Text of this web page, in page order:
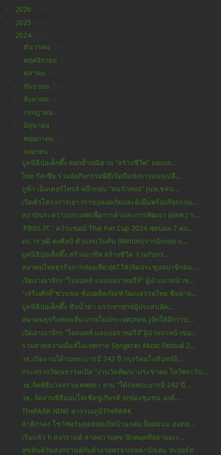
2026
2025
2024
ธันวาคม
พฤศจิกายน
ตุลาคม
กันยายน
สิงหาคม
กรกฎาคม
มิถุนายน
พฤษภาคม
เมษายน
มูลนิธิป่อเต็กตึ๊ง ตอกย้ำปณิธาน “สร้างชีวิต” มอบเค...
ไทย-รัสเซีย ร่วมจัดกิจกรรมพิธีเปิดปีแห่งการแลกเปลี...
ภูฟ้า เอ็นเตอร์ไพรส์ ผนึกกลุ่ม “คนรักหมอ” (นพ.ชลน...
เปิดตัวโครงการเยาวราชปลอดภัยและยั่งยืนพร้อมกิจกรรม...
สถาบันระหว่างประเทศเพื่อการค้าและการพัฒนา (สคพ.) ร...
'PBDS.FC.’ คว้าแชมป์ Thai Fun Cup 2024 ฟุตบอล 7 คน...
ดร.วรวุฒิ คงศิลป์ ตัวแทนวินตัน (Winton)จากอังกฤษ แ...
มูลนิธิป่อเต็กตึ๊ง สร้างอาชีพ สร้างชีวิต ร่วมกับกร...
สมาคมไทยธุรกิจการท่องเที่ยว(ATTA)จัดประชุมสมาชิกสม...
เปิดอาณาจักร “ไมลอทท์ แลบบอราทอรีส์” ผู้นำแถวหน้าข...
"เสริมศักดิ์”ชวนชม-ช้อปผลิตภัณฑ์วัฒนธรรมไทย ชิมอาห...
มูลนิธิป่อเต็กตึ๊ง ซับน้ำตา บรรเทาทุกข์ผู้ประสบอัค...
สมาคมธุรกิจท่องเที่ยวภายในประเทศ(สทน.)จัดให้มีการป...
เปิดอาณาจักร “ไมลอทท์ แลบบอราทอรีส์”ผู้นำแถวหน้าขอ...
ร่วมสาดความมันส์ในเทศกาล Songkran Music Festival 2...
วธ.เปิดงานใต้ร่มพระบารมี 242 ปี กรุงรัตนโกสินทร์ยิ...
กระทรวงวัฒนธรรมเปิด “งานวัดพัฒนาประชาคม ไหว้พระรับ...
วธ.จัดพิธีบวงสรวงเทพยดา งาน “ใต้ร่มพระบารมี 242 ปี...
วธ. จัดงานพิธีมอบโล่เชิดชูเกียรติ ยกย่องชุมชน องค์...
ThePARK NINE สุวรรณภูมิThePARK
สาลิกาดง โชว์ฟอร์มสุดฮอตเปิดบ้านถล่ม ท็อตแน่ม ฮอตส...
เริ่มแล้ว !! สงกรานต์ สาดความสุข ปักหมุดที่สยามอะเ...
สุขสันต์วันสงกรานต์กับคำอวยพรจากเหล่านักเตะ ‘สเปอร์ส’